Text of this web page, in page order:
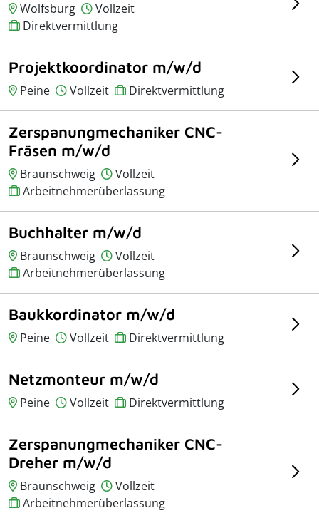
Wolfsburg
Vollzeit
Direktvermittlung
Projektkoordinator m/w/d
Peine Vollzeit Direktvermittlung
Zerspanungmechaniker CNC-
Fräsen m/w/d
Braunschweig
Vollzeit
Arbeitnehmerüberlassung
Buchhalter m/w/d
Braunschweig
Vollzeit
Arbeitnehmerüberlassung
Baukkordinator m/w/d
Peine Vollzeit Direktvermittlung
Netzmonteur m/w/d
Peine Vollzeit Direktvermittlung
Zerspanungmechaniker CNC-
Dreher m/w/d
Braunschweig
Vollzeit
Arbeitnehmerüberlassung